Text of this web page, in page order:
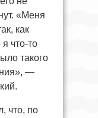
«Меня
как
что-то
такого
—
что, по